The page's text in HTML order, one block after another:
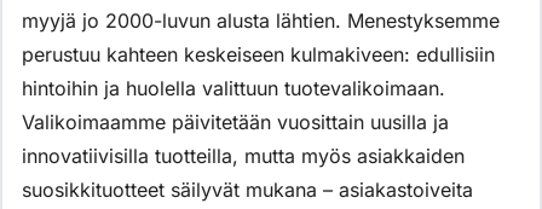
myyjä jo 2000-luvun alusta lähtien. Menestyksemme
perustuu kahteen keskeiseen kulmakiveen: edullisiin
hintoihin ja huolella valittuun tuotevalikoimaan.
Valikoimaamme päivitetään vuosittain uusilla ja
innovatiivisilla tuotteilla, mutta myös asiakkaiden
suosikkituotteet säilyvät mukana – asiakastoiveita